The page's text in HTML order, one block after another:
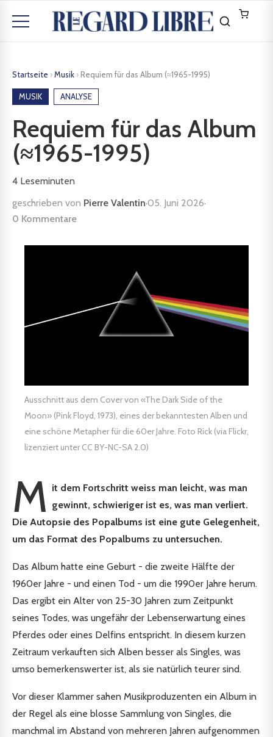
Startseite ›Musik › Requiem für das Album (≈1965-1995)
MUSIK ANALYSE
Requiem für das Album
(≈1965-1995)
4 Leseminuten
geschrieben von Pierre Valentin·05. Juni 2026·
0 Kommentare
Ausschnitt aus dem Cover von «The Dark Side of the
Moon» (Pink Floyd, 1973), eines der bekanntesten Alben und
eine schöne Metapher für die 60er Jahre. Foto Rick (via Flickr,
lizenziert unter CC BY-NC-SA 2.0)
M it dem Fortschritt weiss man leicht, was man
gewinnt, schwieriger ist es, was man verliert.
Die Autopsie des Popalbums ist eine gute Gelegenheit,
um das Format des Popalbums zu untersuchen.
Das Album hatte eine Geburt - die zweite Hälfte der
1960er Jahre - und einen Tod - um die 1990er Jahre herum.
Das ergibt ein Alter von 25-30 Jahren zum Zeitpunkt
seines Todes, was ungefähr der Lebenserwartung eines
Pferdes oder eines Delfins entspricht. In diesem kurzen
Zeitraum verkauften sich Alben besser als Singles, was
umso bemerkenswerter ist, als sie natürlich teurer sind.
Vor dieser Klammer sahen Musikproduzenten ein Album in
der Regel als eine blosse Sammlung von Singles, die
manchmal im Abstand von mehreren Jahren aufgenommen